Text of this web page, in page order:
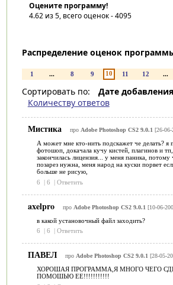
Оцените программу!
4.62из 5, всего оценок -4095
Распределение оценок
1 ... 8 9 10 11 12 ...
Сортировать по: Дате добавления
Количеству ответов
Мистика про Adobe Photoshop CS2 9.0.1 [26-06-
А может мне кто-нить подскажет че делать? я
фотошоп, докачала кучу кистей, плагинов и
закончилась лицензия... у меня паника, потому
позарез нужна, меня народ на куски порвет
больше не рисую,
6
| 6 | Ответить
axelpro про Adobe Photoshop CS2 9.0.1 [10-06-
в какой установочный файл заходить?
6
| 6 | Ответить
ПАВЕЛ про Adobe Photoshop CS2 9.0.1 [28-05-
ХОРОШАЯ ПРОГРАММА,Я МНОГО ЧЕГО
ПОМОШЬЮ ЕЕ!!!!!!!!!!!